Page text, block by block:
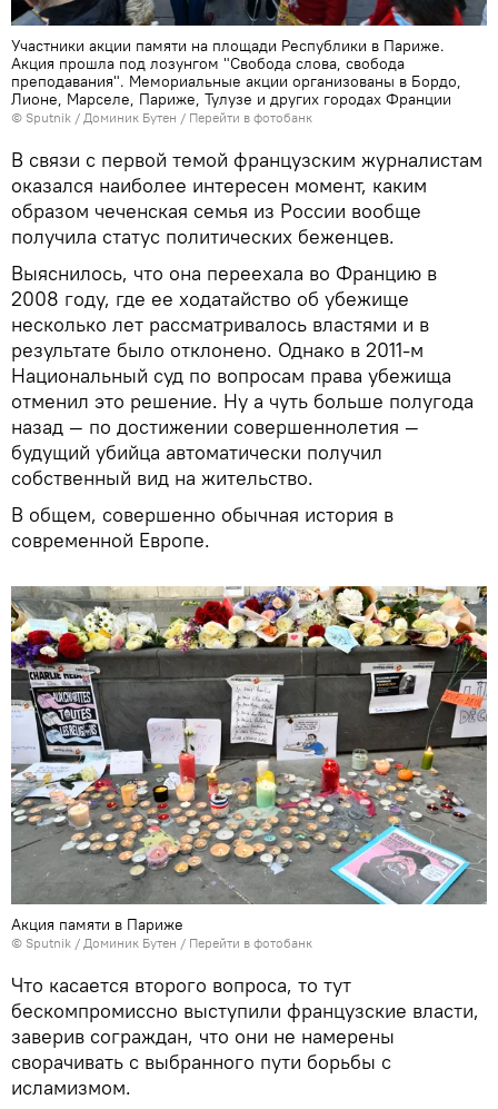
Участники акции памяти на площади Республики в Париже.
Акция прошла под лозунгом "Свобода слова, свобода
преподавания". Мемориальные акции организованы в Бордо,
Лионе, Марселе, Париже, Тулузе и других городах Франции
© Sputnik / Доминик Бутен / Перейти в фотобанк
В связи с первой темой французским журналистам
оказался наиболее интересен момент, каким
образом чеченская семья из России вообще
получила статус политических беженцев.
Выяснилось, что она переехала во Францию в
2008 году, где ее ходатайство об убежище
несколько лет рассматривалось властями и в
результате было отклонено. Однако в 2011-м
Национальный суд по вопросам права убежища
отменил это решение. Ну а чуть больше полугода
назад — по достижении совершеннолетия —
будущий убийца автоматически получил
собственный вид на жительство.
В общем, совершенно обычная история в
современной Европе.
Акция памяти в Париже
© Sputnik / Доминик Бутен / Перейти в фотобанк
Что касается второго вопроса, то тут
бескомпромиссно выступили французские власти,
заверив сограждан, что они не намерены
сворачивать с выбранного пути борьбы с
исламизмом.